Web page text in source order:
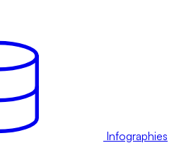
Infographies